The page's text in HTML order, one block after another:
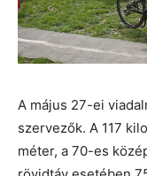
A május 27-ei
szervezők. A 117
méter, a 70-es